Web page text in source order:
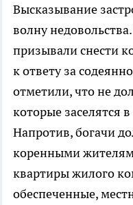
Высказывание
волну
призывали снести
к ответу за
отметили, что не
которые заселятся
Напротив, богачи
коренными
квартиры жилого
обеспеченные,